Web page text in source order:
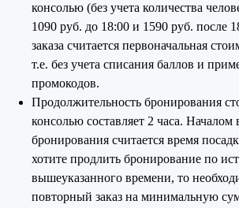
консолью (без учета количества
1090 руб. до 18:00 и 1590 руб. после
заказа считается первоначальная
т.е. без учета списания баллов и
промокодов.
Продолжительность бронирования
консолью составляет 2 часа. Началом
бронирования считается время
хотите продлить бронирование по
вышеуказанного времени, то
повторный заказ на минимальную
Меню Акции
О нас
Комендантский
м. Комендантский пр-кт
Кудрово, пр-т
м. Дыбенко
8 (937) 948-60-40
Мурино,
Проспект
м. Ладожская